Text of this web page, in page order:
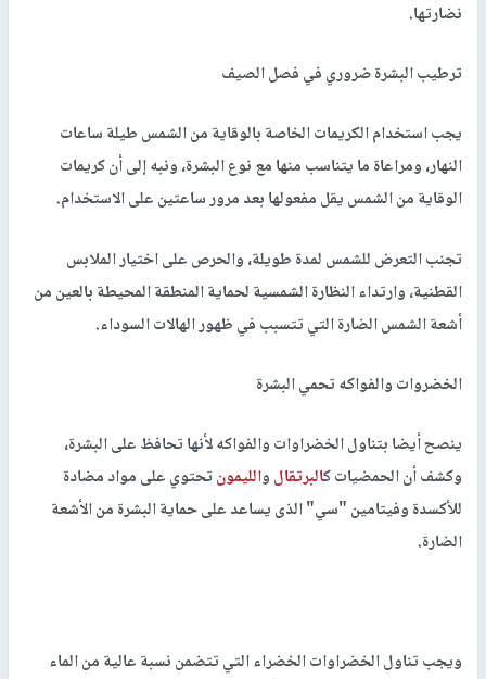
نضارتها.
ترطيب البشرة ضروري في فصل الصيف
يجب استخدام الكريمات الخاصة بالوقاية من الشمس طيلة ساعات
النهار، ومراعاة ما يتناسب منها مع نوع البشرة، ونبه إلى أن كريمات
الوقاية من الشمس يقل مفعولها بعد مرور ساعتين على الاستخدام.
تجنب التعرض للشمس لمدة طويلة، والحرص على اختيار الملابس
القطنية، وارتداء النظارة الشمسية لحماية المنطقة المحيطة بالعين من
أشعة الشمس الضارة التي تتسبب في ظهور الهالات السوداء.
الخضروات والفواكه تحمي البشرة
ينصح أيضا بتناول الخضراوات والفواكه لأنها تحافظ على البشرة،
وكشف أن الحمضيات كالبرتقالوالليمونتحتوي على مواد مضادة
للأكسدة وفيتامين "سي" الذى يساعد على حماية البشرة من الأشعة
الضارة.
ويجب تناول الخضراوات الخضراء التي تتضمن نسبة عالية من الماء